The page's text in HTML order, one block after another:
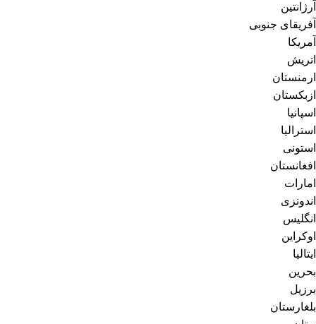
آرژانتین
آفریقای جنوبی
آمریکا
اتریش
ارمنستان
ازبکستان
اسپانیا
استرالیا
استونی
افغانستان
امارات
اندونزی
انگلیس
اوکراین
ایتالیا
بحرین
برزیل
بلغارستان